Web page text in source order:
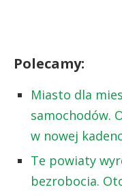
Polecamy:
Miasto dla
samochodów.
w nowej
Te powiaty
bezrobocia.